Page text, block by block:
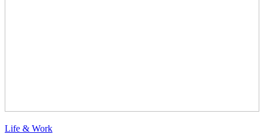
Life & Work